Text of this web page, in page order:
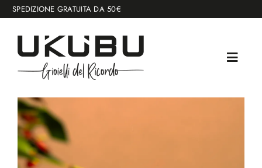
Salta
al
contenuto
GRATUITA DA 50€